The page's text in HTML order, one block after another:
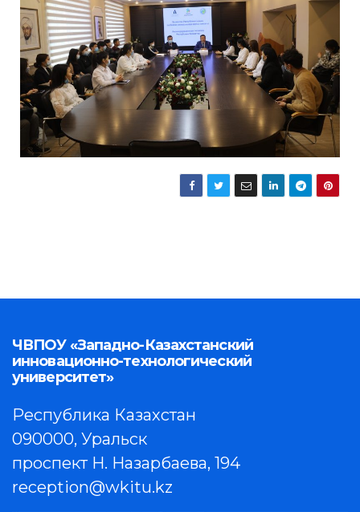
ЧВПОУ «Западно-Казахстанский
инновационно-технологический
университет»
Республика Казахстан
090000, Уральск
проспект Н. Назарбаева, 194
reception@wkitu.kz